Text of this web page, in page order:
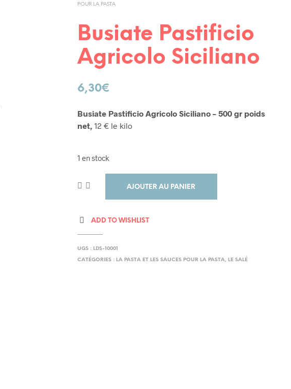
POUR LA PASTA
Busiate Pastificio
Agricolo Siciliano
6,30€
Busiate Pastificio Agricolo Siciliano – 500 gr poids
net, 12 € le kilo
1 en stock
AJOUTER AU PANIER
ADD TO WISHLIST
UGS : LDS-10001
CATÉGORIES : LA PASTA ET LES SAUCES POUR LA PASTA, LE SALÉ